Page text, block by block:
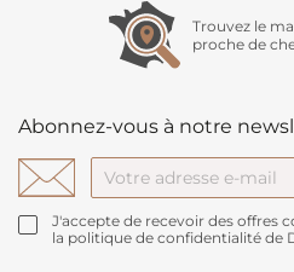
Trouvez le
proche de
Abonnez-vous à notre
J'accepte de recevoir des offres
la politique de confidentialité de